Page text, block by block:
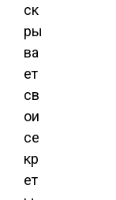
ск
ры
ва
ет
св
ои
се
кр
ет